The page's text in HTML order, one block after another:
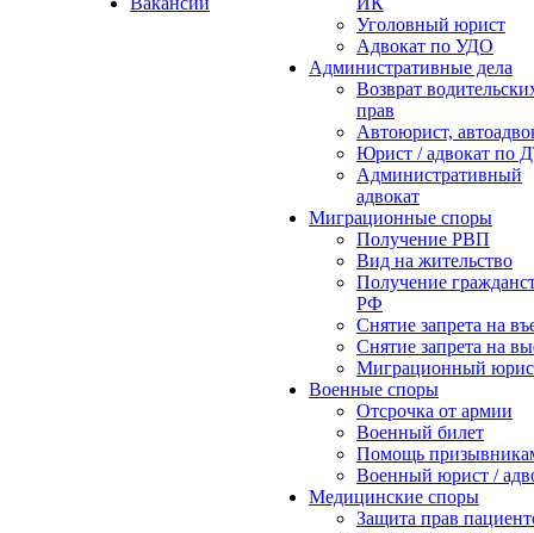
Уголовный юрист
Адвокат по УДО
Административные дела
Возврат
прав
Автоюрист,
Юрист / адвокат по
Административный
адвокат
Миграционные споры
Получение РВП
Вид на жительство
Получение
РФ
Снятие запрета на
Снятие запрета на
Миграционный
Военные споры
Отсрочка от армии
Военный билет
Помощь
Военный юрист /
Медицинские споры
Защита прав